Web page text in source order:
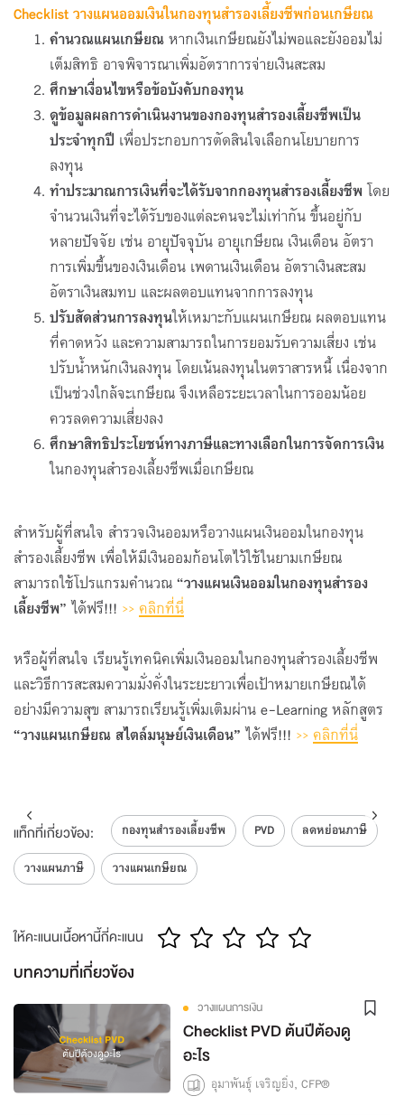
Checklist วางแผนออมเงินในกองทุนสำรองเลี้ยงชีพก่อนเกษียณ
คำนวณแผนเกษียณหากเงินเกษียณยังไม่พอและยังออมไม่
เต็มสิทธิ อาจพิจารณาเพิ่มอัตราการจ่ายเงินสะสม
ศึกษาเงื่อนไขหรือข้อบังคับกองทุน
ดูข้อมูลผลการดำเนินงานของกองทุนสำรองเลี้ยงชีพเป็น
ประจำทุกปี เพื่อประกอบการตัดสินใจเลือกนโยบายการ
ลงทุน
ทำประมาณการเงินที่จะได้รับจากกองทุนสำรองเลี้ยงชีพ โดย
จำนวนเงินที่จะได้รับของแต่ละคนจะไม่เท่ากัน ขึ้นอยู่กับ
หลายปัจจัย เช่น อายุปัจจุบัน อายุเกษียณ เงินเดือน อัตรา
การเพิ่มขึ้นของเงินเดือน เพดานเงินเดือน อัตราเงินสะสม
อัตราเงินสมทบ และผลตอบแทนจากการลงทุน
ปรับสัดส่วนการลงทุนให้เหมาะกับแผนเกษียณ ผลตอบแทน
ที่คาดหวัง และความสามารถในการยอมรับความเสี่ยง เช่น
ปรับน้ำหนักเงินลงทุน โดยเน้นลงทุนในตราสารหนี้ เนื่องจาก
เป็นช่วงใกล้จะเกษียณ จึงเหลือระยะเวลาในการออมน้อย
ควรลดความเสี่ยงลง
ศึกษาสิทธิประโยชน์ทางภาษีและทางเลือกในการจัดการเงิน
ในกองทุนสำรองเลี้ยงชีพเมื่อเกษียณ
สำหรับผู้ที่สนใจ สำรวจเงินออมหรือวางแผนเงินออมในกองทุน
สำรองเลี้ยงชีพ เพื่อให้มีเงินออมก้อนโตไว้ใช้ในยามเกษียณ
สามารถใช้โปรแกรมคำนวณ “วางแผนเงินออมในกองทุนสำรอง
เลี้ยงชีพ” ได้ฟรี!!! >>คลิกที่นี่
หรือผู้ที่สนใจ เรียนรู้เทคนิคเพิ่มเงินออมในกองทุนสำรองเลี้ยงชีพ
และวิธีการสะสมความมั่งคั่งในระยะยาวเพื่อเป้าหมายเกษียณได้
อย่างมีความสุข สามารถเรียนรู้เพิ่มเติมผ่าน e-Learning หลักสูตร
“วางแผนเกษียณ สไตล์มนุษย์เงินเดือน”ได้ฟรี!!! >>คลิกที่นี่
แท็กที่เกี่ยวข้อง: กองทุนสำรองเลี้ยงชีพ PVD
ลดหย่อนภาษี
วางแผนภาษี
วางแผนเกษียณ
ให้คะแนนเนื้อหานี้กี่คะแนน
บทความที่เกี่ยวข้อง
วางแผนการเงิน
Checklist PVD ต้นปีต้องดู
อะไร
อุมาพันธุ์ เจริญยิ่ง, CFP®